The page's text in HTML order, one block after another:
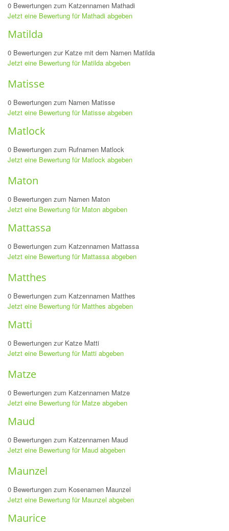
0 Bewertungen zum Katzennamen Mathadi
Jetzt eine Bewertung für Mathadi abgeben
Matilda
0 Bewertungen zur Katze mit dem Namen Matilda
Jetzt eine Bewertung für Matilda abgeben
Matisse
0 Bewertungen zum Namen Matisse
Jetzt eine Bewertung für Matisse abgeben
Matlock
0 Bewertungen zum Rufnamen Matlock
Jetzt eine Bewertung für Matlock abgeben
Maton
0 Bewertungen zum Namen Maton
Jetzt eine Bewertung für Maton abgeben
Mattassa
0 Bewertungen zum Katzennamen Mattassa
Jetzt eine Bewertung für Mattassa abgeben
Matthes
0 Bewertungen zum Katzennamen Matthes
Jetzt eine Bewertung für Matthes abgeben
Matti
0 Bewertungen zur Katze Matti
Jetzt eine Bewertung für Matti abgeben
Matze
0 Bewertungen zum Katzennamen Matze
Jetzt eine Bewertung für Matze abgeben
Maud
0 Bewertungen zum Katzennamen Maud
Jetzt eine Bewertung für Maud abgeben
Maunzel
0 Bewertungen zum Kosenamen Maunzel
Jetzt eine Bewertung für Maunzel abgeben
Maurice